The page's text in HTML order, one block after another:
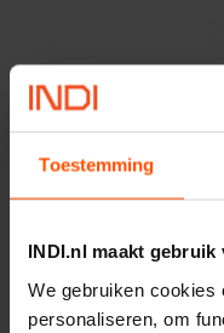
Toestemming
INDI.nl maakt gebruik
We gebruiken cookies
personaliseren, om